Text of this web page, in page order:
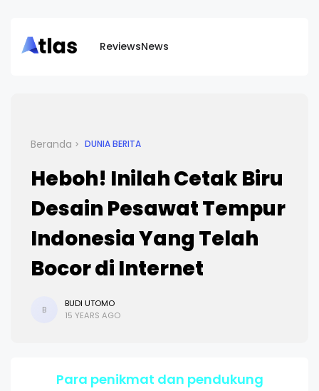
ReviewsNews
Beranda DUNIA BERITA
Heboh! Inilah Cetak Biru
Desain Pesawat Tempur
Indonesia Yang Telah
Bocor di Internet
B
BUDI UTOMO
15 YEARS AGO
Para penikmat dan pendukung